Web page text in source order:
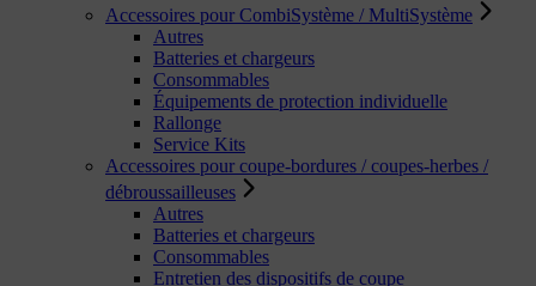
Accessoires pour CombiSystème / MultiSystème
Autres
Batteries et chargeurs
Consommables
Équipements de protection individuelle
Rallonge
Service Kits
Accessoires pour coupe-bordures / coupes-herbes /
débroussailleuses
Autres
Batteries et chargeurs
Consommables
Entretien des dispositifs de coupe